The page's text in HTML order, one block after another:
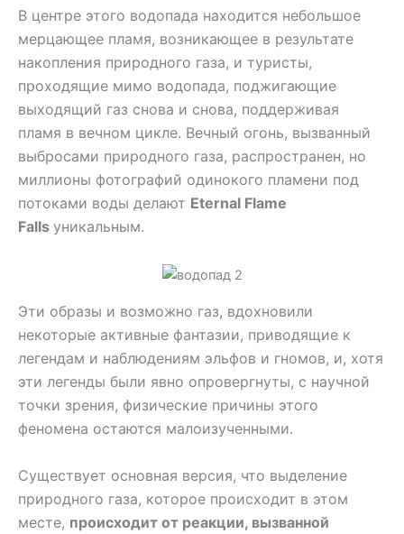
В центре этого водопада находится небольшое
мерцающее пламя, возникающее в результате
накопления природного газа, и туристы,
проходящие мимо водопада, поджигающие
выходящий газ снова и снова, поддерживая
пламя в вечном цикле. Вечный огонь, вызванный
выбросами природного газа, распространен, но
миллионы фотографий одинокого пламени под
потоками воды делают Eternal Flame
Falls уникальным.
Эти образы и возможно газ, вдохновили
некоторые активные фантазии, приводящие к
легендам и наблюдениям эльфов и гномов, и, хотя
эти легенды были явно опровергнуты, с научной
точки зрения, физические причины этого
феномена остаются малоизученными.
Существует основная версия, что выделение
природного газа, которое происходит в этом
месте, происходит от реакции, вызванной